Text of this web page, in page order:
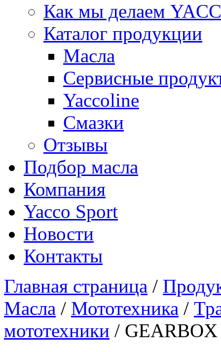
Как мы делаем
Каталог продукции
Масла
Сервисные
Yaccoline
Смазки
Отзывы
Подбор масла
Компания
Yacco Sport
Новости
Контакты
Главная страница /
Масла / Мототехника /
мототехники /